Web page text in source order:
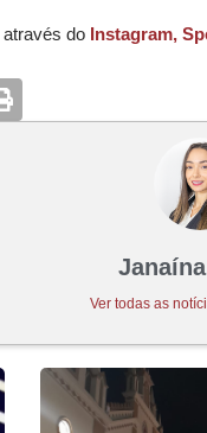
através do Instagram,
Ver todas as